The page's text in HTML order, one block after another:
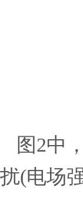
图2中
扰(电场